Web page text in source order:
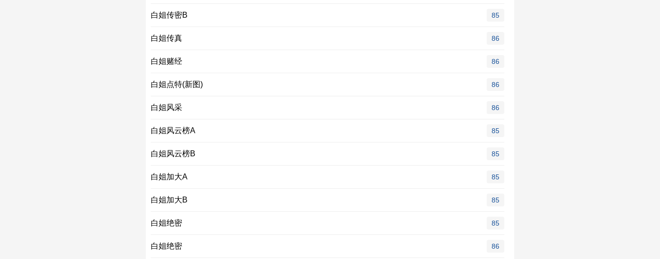
白姐传密B 85
白姐传真 86
白姐赌经 86
白姐点特(新图) 86
白姐风采 86
白姐风云榜A 85
白姐风云榜B 85
白姐加大A 85
白姐加大B 85
白姐绝密 85
白姐绝密 86